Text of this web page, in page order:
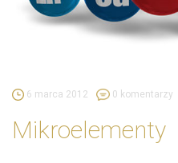
6 marca 2012 0 komentarzy
Mikroelementy